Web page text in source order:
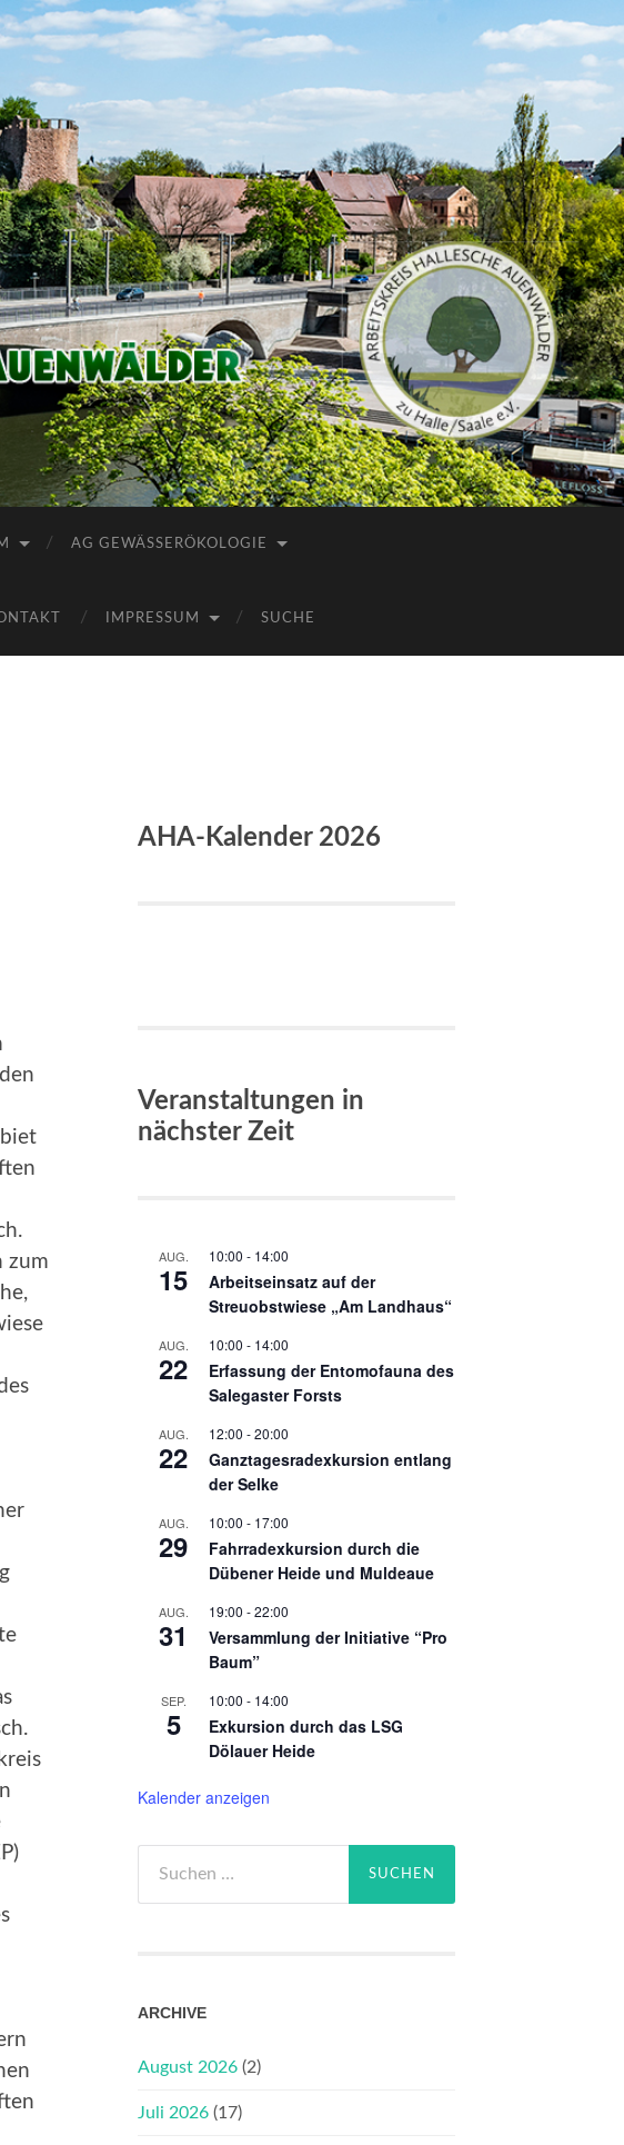
AG GEWÄSSERÖKOLOGIE
IMPRESSUM SUCHE
zum
AHA-Kalender 2026
Veranstaltungen in
nächster Zeit
AUG.
15
10:00 - 14:00
Arbeitseinsatz auf der
Streuobstwiese „Am Landhaus“
AUG.
22
10:00 - 14:00
Erfassung der Entomofauna des
Salegaster Forsts
AUG.
22
12:00 -20:00
Ganztagesradexkursion entlang
der Selke
AUG.
29
10:00 - 17:00
Fahrradexkursion durch die
Dübener Heide und Muldeaue
AUG.
31
19:00 -22:00
Versammlung der Initiative “Pro
Baum”
SEP.
5
10:00 - 14:00
Exkursion durch das LSG
Dölauer Heide
Kalender anzeigen
nach:
ARCHIVE
August 2026 (2)
Juli 2026 (17)